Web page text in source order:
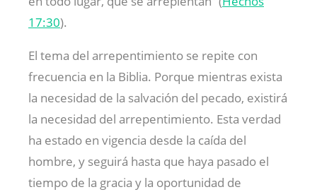
17:30).
El tema del arrepentimiento se repite con
frecuencia en la Biblia. Porque mientras exista
la necesidad de la salvación del pecado, existirá
la necesidad del arrepentimiento. Esta verdad
ha estado en vigencia desde la caída del
hombre, y seguirá hasta que haya pasado el
tiempo de la gracia y la oportunidad de